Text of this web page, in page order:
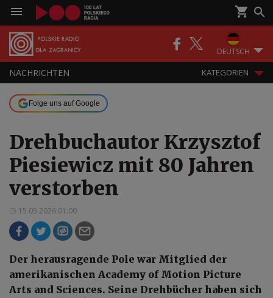
DEUTSCH
NACHRICHTEN KATEGORIEN
Folge uns auf Google
Drehbuchautor Krzysztof
Piesiewicz mit 80 Jahren
verstorben
15.05.2026 01:00
Der herausragende Pole war Mitglied der
amerikanischen Academy of Motion Picture
Arts and Sciences. Seine Drehbücher haben sich